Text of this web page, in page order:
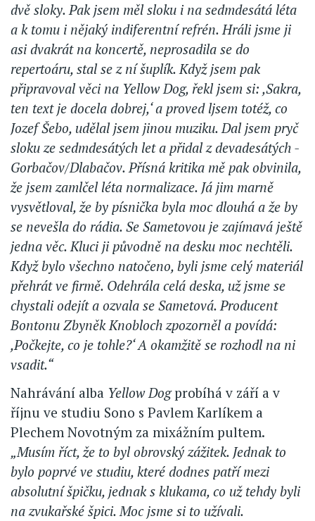
dvě sloky. Pak jsem měl sloku i na sedmdesátá léta
a k tomu i nějaký indiferentní refrén. Hráli jsme ji
asi dvakrát na koncertě, neprosadila se do
repertoáru, stal se z ní šuplík. Když jsem pak
připravoval věci na Yellow Dog, řekl jsem si: ,Sakra,
ten text je docela dobrej,‘ a proved ljsem totéž, co
Jozef Šebo, udělal jsem jinou muziku. Dal jsem pryč
sloku ze sedmdesátých let a přidal z devadesátých -
Gorbačov/Dlabačov. Přísná kritika mě pak obvinila,
že jsem zamlčel léta normalizace. Já jim marně
vysvětloval, že by písnička byla moc dlouhá a že by
se nevešla do rádia. Se Sametovou je zajímavá ještě
jedna věc. Kluci ji původně na desku moc nechtěli.
Když bylo všechno natočeno, byli jsme celý materiál
přehrát ve firmě. Odehrála celá deska, už jsme se
chystali odejít a ozvala se Sametová. Producent
Bontonu Zbyněk Knobloch zpozorněl a povídá:
,Počkejte, co je tohle?‘ A okamžitě se rozhodl na ni
vsadit.“
Nahrávání alba Yellow Dogprobíhá v září a v
říjnu ve studiu Sono s Pavlem Karlíkem a
Plechem Novotným za mixážním pultem.
„Musím říct, že to byl obrovský zážitek. Jednak to
bylo poprvé ve studiu, které dodnes patří mezi
absolutní špičku, jednak s klukama, co už tehdy byli
na zvukařské špici. Moc jsme si to užívali.